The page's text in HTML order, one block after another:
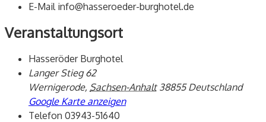
E-Mail info@hasseroeder-burghotel.de
Veranstaltungsort
Hasseröder Burghotel
Langer Stieg 62
Wernigerode, Sachsen-Anhalt 38855 Deutschland
Google Karte anzeigen
Telefon 03943-51640